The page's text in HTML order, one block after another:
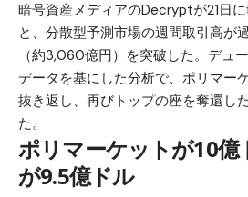
暗号資産メディアのDecryptが21日
と、分散型予測市場の週間取引高が
（約3,060億円）を突破した。デュ
データを基にした分析で、 ポリマー
抜き返し、再びトップの座を奪還し
た。
ポリマーケットが10億
が9.5億ドル